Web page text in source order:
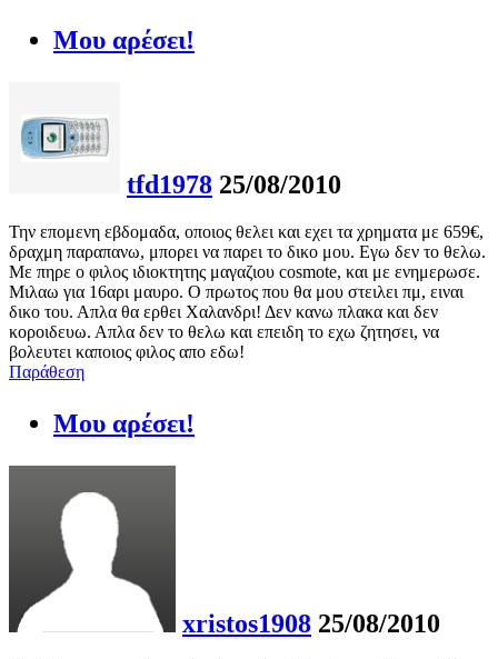
Μου αρέσει!
tfd1978 25/08/2010
Την επομενη εβδομαδα, οποιος θελει και εχει τα χρηματα με 659€,
δραχμη παραπανω, μπορει να παρει το δικο μου. Εγω δεν το θελω.
Με πηρε ο φιλος ιδιοκτητης μαγαζιου cosmote, και με ενημερωσε.
Μιλαω για 16αρι μαυρο. Ο πρωτος που θα μου στειλει πμ, ειναι
δικο του. Απλα θα ερθει Χαλανδρι! Δεν κανω πλακα και δεν
κοροιδευω. Απλα δεν το θελω και επειδη το εχω ζητησει, να
βολευτει καποιος φιλος απο εδω!
Παράθεση
Μου αρέσει!
xristos1908 25/08/2010